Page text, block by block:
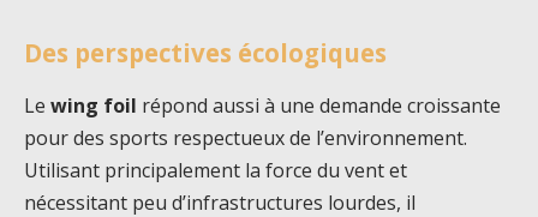
Des perspectives écologiques
Le wing foil répond aussi à une demande croissante
pour des sports respectueux de l’environnement.
Utilisant principalement la force du vent et
nécessitant peu d’infrastructures lourdes, il